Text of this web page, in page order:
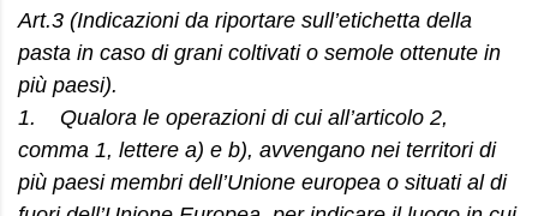
Art.3 (Indicazioni da riportare sull’etichetta della
pasta in caso di grani coltivati o semole ottenute in
più paesi).
1. Qualora le operazioni di cui all’articolo 2,
comma 1, lettere a) e b), avvengano nei territori di
più paesi membri dell’Unione europea o situati al di